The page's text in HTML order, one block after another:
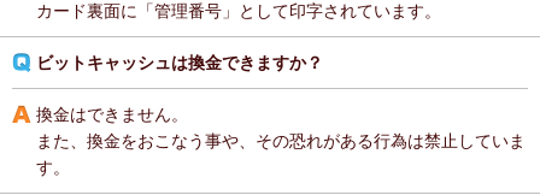
カード裏面に「管理番号」として印字されています。
ビットキャッシュは換金できますか？
換金はできません。
また、換金をおこなう事や、その恐れがある行為は禁止していま
す。